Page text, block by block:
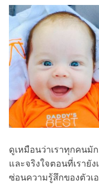
ดูเหมือนว่าเราทุกคนมั
และจริงใจตอนที่เรายัง
ซ่อนความรู้สึกของตัวเ